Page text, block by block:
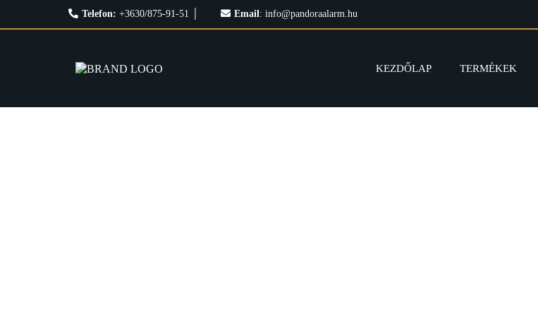
Telefon: +3630/875-91-51 Email: info@pandoraalarm.hu
KEZDŐLAP TERMÉKEK